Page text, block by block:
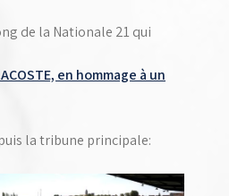
de la Nationale 21 qui
en hommage à un
la tribune principale: